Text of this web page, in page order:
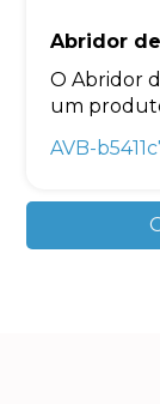
Abridor
O Abridor
um
AVB-